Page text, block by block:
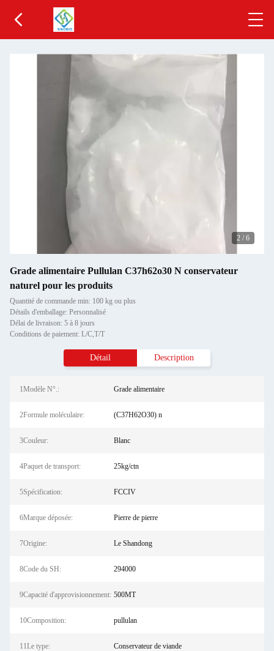
2 / 6
Grade alimentaire Pullulan C37h62o30 N conservateur
naturel pour les produits
Quantité de commande min: 100 kg ou plus
Détails d'emballage: Personnalisé
Délai de livraison: 5 à 8 jours
Conditions de paiement: L/C,T/T
Détail Description
1Modèle N°.: Grade alimentaire
2Formule moléculaire: (C37H62O30) n
3Couleur: Blanc
4Paquet de transport: 25kg/ctn
5Spécification: FCCIV
6Marque déposée: Pierre de pierre
7Origine: Le Shandong
8Code du SH: 294000
9Capacité d'approvisionnement: 500MT
10Composition: pullulan
11Le type: Conservateur de viande